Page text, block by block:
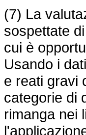
(7) La
sospettate
cui è
Usando i
e reati gravi
categorie di
rimanga nei